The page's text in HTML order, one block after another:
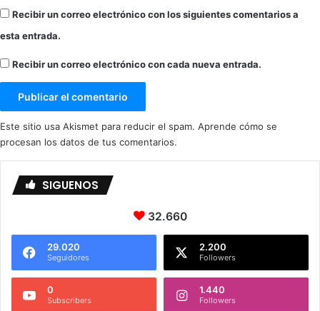
Recibir un correo electrónico con los siguientes comentarios a
esta entrada.
Recibir un correo electrónico con cada nueva entrada.
Este sitio usa Akismet para reducir el spam. Aprende cómo se
procesan los datos de tus comentarios.
SIGUENOS
32.660
29.020
Seguidores
2.200
Followers
0
Subscribers
1.440
Followers